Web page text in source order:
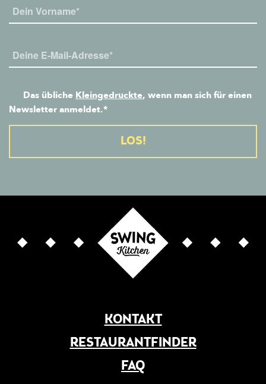
Das übliche Kleingedruckte, wenn man sich für einen
Newsletter anmeldet.*
KONTAKT
RESTAURANTFINDER
FAQ